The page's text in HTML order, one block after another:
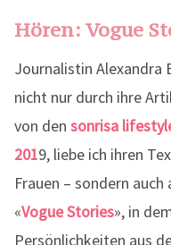
Hören: Vogue
Journalistin Alexandra
nicht nur durch ihre
von den sonrisa
2019, liebe ich ihren
Frauen – sondern
«Vogue Stories», in
Persönlichkeiten aus